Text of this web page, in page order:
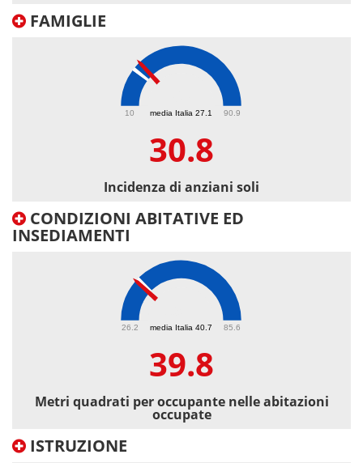
FAMIGLIE
media Italia 27.1
10 90.9
30.8
Incidenza di anziani soli
CONDIZIONI ABITATIVE ED
INSEDIAMENTI
media Italia 40.7
26.2 85.6
39.8
Metri quadrati per occupante nelle abitazioni
occupate
ISTRUZIONE